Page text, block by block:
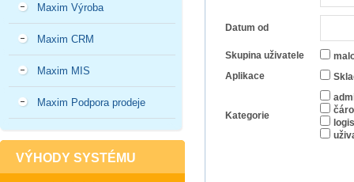
Maxim Výroba
Maxim CRM
Maxim MIS
Maxim Podpora prodeje
VÝHODY SYSTÉMU
Datum od
Skupina uživatele
Aplikace
Kategorie